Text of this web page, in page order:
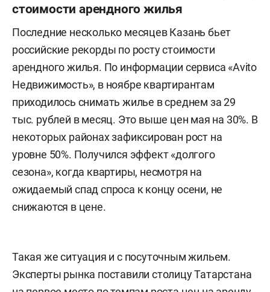
стоимости арендного жилья
Последние несколько месяцев Казань бьет
российские рекорды по росту стоимости
арендного жилья. По информации сервиса «Avito
Недвижимость», в ноябре квартирантам
приходилось снимать жилье в среднем за 29
тыс. рублей в месяц. Это выше цен мая на 30%. В
некоторых районах зафиксирован рост на
уровне 50%. Получился эффект «долгого
сезона», когда квартиры, несмотря на
ожидаемый спад спроса к концу осени, не
снижаются в цене.
Такая же ситуация и с посуточным жильем.
Эксперты рынка поставили столицу Татарстана